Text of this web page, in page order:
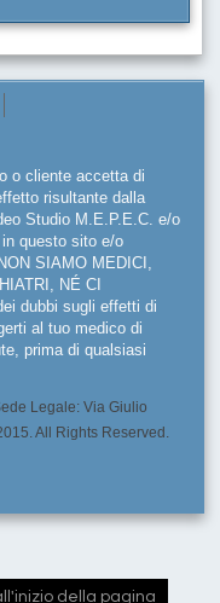
o cliente accetta di
risultante dalla
Studio M.E.P.E.C. e/o
questo sito e/o
SIAMO MEDICI,
NÉ CI
dubbi sugli effetti di
al tuo medico di
prima di qualsiasi
Legale: Via Giulio
All Rights Reserved.
della pagina